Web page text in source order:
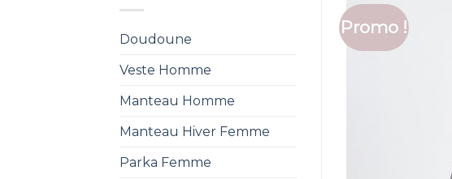
Doudoune
Veste Homme
Manteau Homme
Manteau Hiver Femme
Parka Femme
Promo !